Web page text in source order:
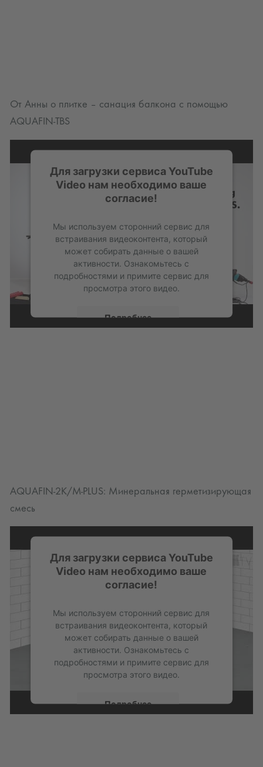
От Анны о плитке – санация балкона с помощью
AQUAFIN-TBS
Для загрузки сервиса YouTube
Video нам необходимо ваше
согласие!
Мы используем сторонний сервис для
встраивания видеоконтента, который
может собирать данные о вашей
активности. Ознакомьтесь с
подробностями и примите сервис для
просмотра этого видео.
Подробнее
AQUAFIN-2K/M-PLUS: Минеральная герметизирующая
смесь
Для загрузки сервиса YouTube
Video нам необходимо ваше
согласие!
Мы используем сторонний сервис для
встраивания видеоконтента, который
может собирать данные о вашей
активности. Ознакомьтесь с
подробностями и примите сервис для
просмотра этого видео.
Подробнее